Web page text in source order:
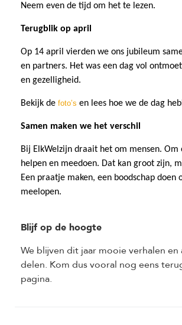
Neem even de tijd om het te lezen.
Terugblik op april
Op 14 april vierden we ons jubileum
en partners. Het was een dag vol
en gezelligheid.
Bekijk de foto’s en lees hoe we de dag
Samen maken we het verschil
Bij ElkWelzijn draait het om mensen. Om
helpen en meedoen. Dat kan groot zijn,
Een praatje maken, een boodschap doen
meelopen.
Blijf op de hoogte
We blijven dit jaar mooie verhalen
delen. Kom dus vooral nog eens
pagina.